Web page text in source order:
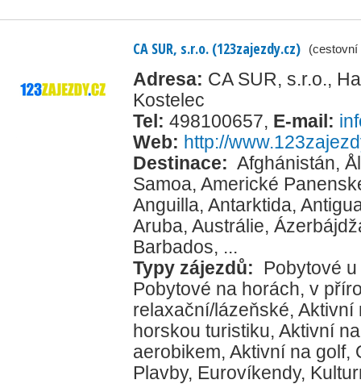
CA SUR, s.r.o. (123zajezdy.cz) (cestovní
Adresa: CA SUR, s.r.o.,
Kostelec
Tel: 498100657, E-mail:
Web: http://
Destinace: Afghánistán,
Samoa, Americké
Anguilla, Antarktida,
Aruba, Austrálie,
Barbados, ...
Typy zájezdů:
Pobytové
Pobytové na horách, v
relaxační/lázeňské, Aktivní
horskou turistiku, Aktivní
aerobikem, Aktivní na golf,
Plavby, Eurovíkendy,